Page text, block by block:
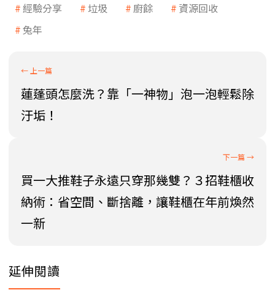
經驗分享 垃圾 廚餘
資源回收
兔年
蓮蓬頭怎麼洗？靠「一神物」泡一泡輕鬆除
汙垢！
買一大推鞋子永遠只穿那幾雙？３招鞋櫃收
納術：省空間、斷捨離，讓鞋櫃在年前煥然
一新
延伸閱讀